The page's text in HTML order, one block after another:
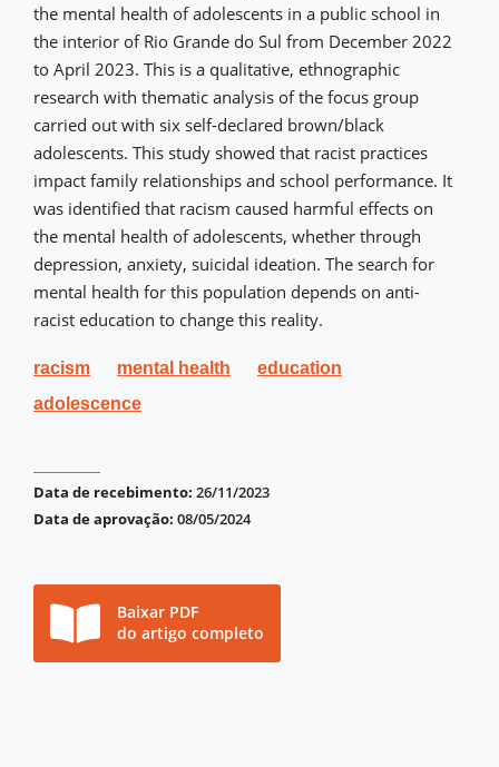
the mental health of adolescents in a public school in
the interior of Rio Grande do Sul from December 2022
to April 2023. This is a qualitative, ethnographic
research with thematic analysis of the focus group
carried out with six self-declared brown/black
adolescents. This study showed that racist practices
impact family relationships and school performance. It
was identified that racism caused harmful effects on
the mental health of adolescents, whether through
depression, anxiety, suicidal ideation. The search for
mental health for this population depends on anti-
racist education to change this reality.
racism mental health
education
adolescence
Data de recebimento: 26/11/2023
Data de aprovação: 08/05/2024
Baixar PDF
do artigo completo